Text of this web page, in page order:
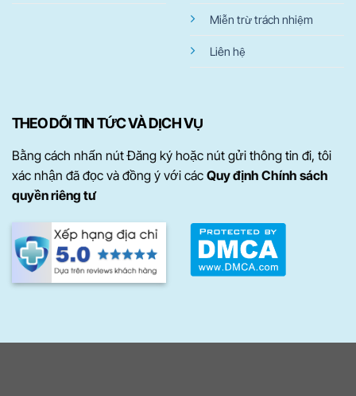
Miễn trừ trách nhiệm
Liên hệ
THEO DÕI TIN TỨC VÀ DỊCH VỤ
Bằng cách nhấn nút Đăng ký hoặc nút gửi thông tin đi, tôi
xác nhận đã đọc và đồng ý với các Quy định Chính sách
quyền riêng tư